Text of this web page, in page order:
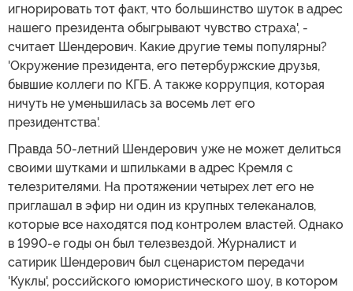
игнорировать тот факт, что большинство шуток в адрес
нашего президента обыгрывают чувство страха', -
считает Шендерович. Какие другие темы популярны?
'Окружение президента, его петербуржские друзья,
бывшие коллеги по КГБ. А также коррупция, которая
ничуть не уменьшилась за восемь лет его
президентства'.
Правда 50-летний Шендерович уже не может делиться
своими шутками и шпильками в адрес Кремля с
телезрителями. На протяжении четырех лет его не
приглашал в эфир ни один из крупных телеканалов,
которые все находятся под контролем властей. Однако
в 1990-е годы он был телезвездой. Журналист и
сатирик Шендерович был сценаристом передачи
'Куклы', российского юмористического шоу, в котором